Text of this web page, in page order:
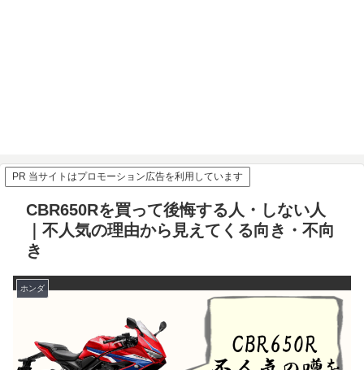
PR 当サイトはプロモーション広告を利用しています
CBR650Rを買って後悔する人・しない人
｜不人気の理由から見えてくる向き・不向
き
ホンダ